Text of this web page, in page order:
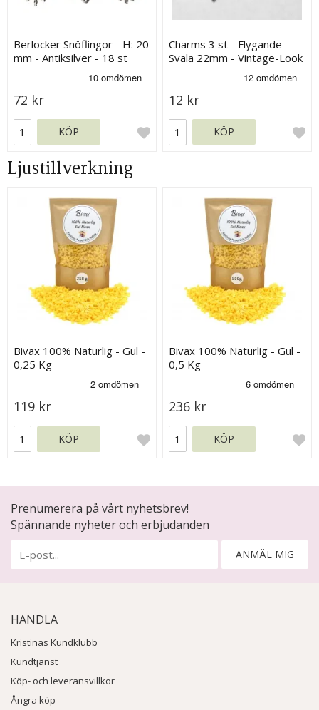
Berlocker Snöflingor - H: 20
mm - Antiksilver - 18 st
72 kr
KÖP
Charms 3 st - Flygande
Svala 22mm - Vintage-Look
12 kr
KÖP
Ljustillverkning
Bivax 100% Naturlig - Gul -
0,25 Kg
119 kr
KÖP
Bivax 100% Naturlig - Gul -
0,5 Kg
236 kr
KÖP
Prenumerera på vårt nyhetsbrev!
Spännande nyheter och erbjudanden
ANMÄL MIG
HANDLA
Kristinas Kundklubb
Kundtjänst
Köp- och leveransvillkor
Ångra köp